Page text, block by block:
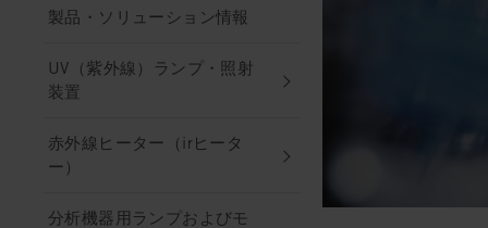
製品・ソリューション情報
UV（紫外線）ランプ・照射
装置
赤外線ヒーター（irヒータ
ー）
分析機器用ランプおよびモ